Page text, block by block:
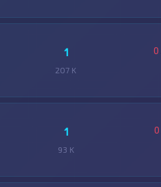
1
207 K
0
1
93 K
0